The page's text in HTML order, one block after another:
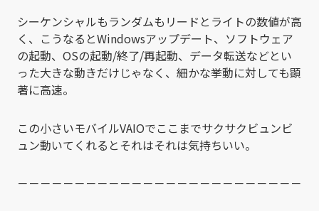
シーケンシャルもランダムもリードとライトの数値が高
く、こうなるとWindowsアップデート、ソフトウェア
の起動、OSの起動/終了/再起動、データ転送などとい
った大きな動きだけじゃなく、細かな挙動に対しても顕
著に高速。
この小さいモバイルVAIOでここまでサクサクビュンビ
ュン動いてくれるとそれはそれは気持ちいい。
－－－－－－－－－－－－－－－－－－－－－－－－－